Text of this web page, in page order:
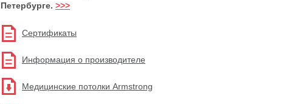
Петербурге. >>>
Сертификаты
Информация о производителе
Медицинские потолки Armstrong